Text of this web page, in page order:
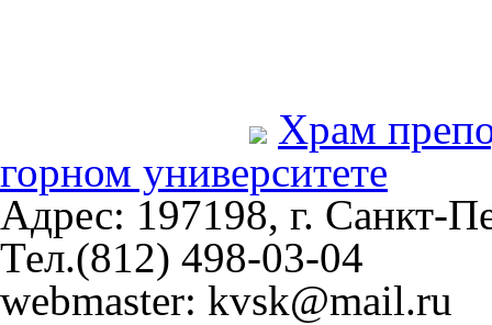
Храм
горном университете
Адрес: 197198, г. Санкт-
Тел.(812) 498-03-04
webmaster: kvsk@mail.ru